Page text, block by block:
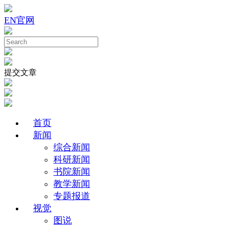
EN官网
提交文章
首页
新闻
综合新闻
科研新闻
书院新闻
教学新闻
专题报道
视觉
图说